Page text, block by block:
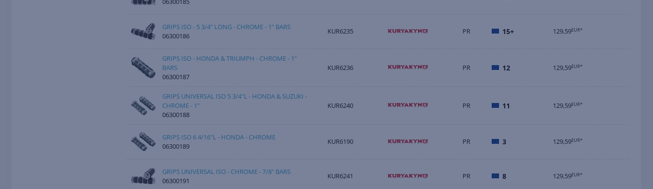
GRIPS ISO - 5 3/4" LONG - CHROME - 1" BARS
06300186
KUR6235 PR 15+ 129,59EUR*
GRIPS ISO - HONDA & TRIUMPH - CHROME - 1"
BARS
06300187
KUR6236 PR 12 129,59EUR*
GRIPS UNIVERSAL ISO 5 3/4"L - HONDA & SUZUKI -
CHROME - 1"
06300188
KUR6240 PR 11 129,59EUR*
GRIPS ISO 6 4/16"L - HONDA - CHROME
06300189
KUR6190 PR 3 129,59EUR*
GRIPS UNIVERSAL ISO - CHROME - 7/8" BARS
06300191
KUR6241 PR 8 129,59EUR*